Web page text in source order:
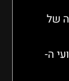
של
ה-